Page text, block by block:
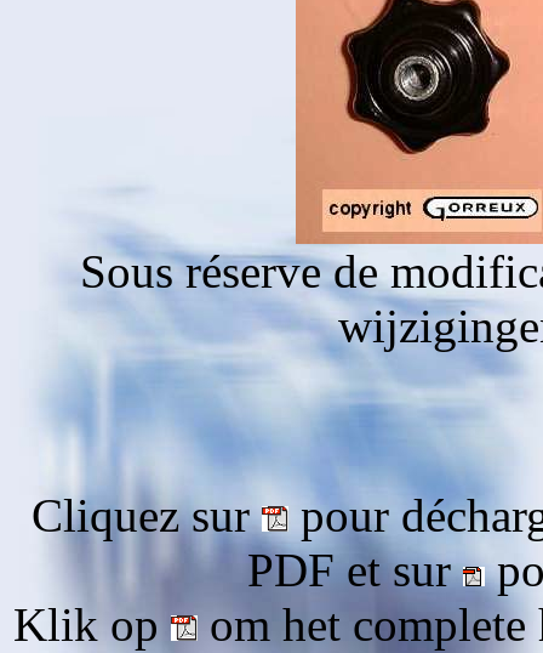
Sous réserve de
Cliquez sur pour
PDF et sur
Klik op
om het